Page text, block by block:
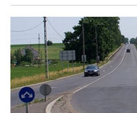
ELLÁTÁSI LÁNC
ZÖLDÚT